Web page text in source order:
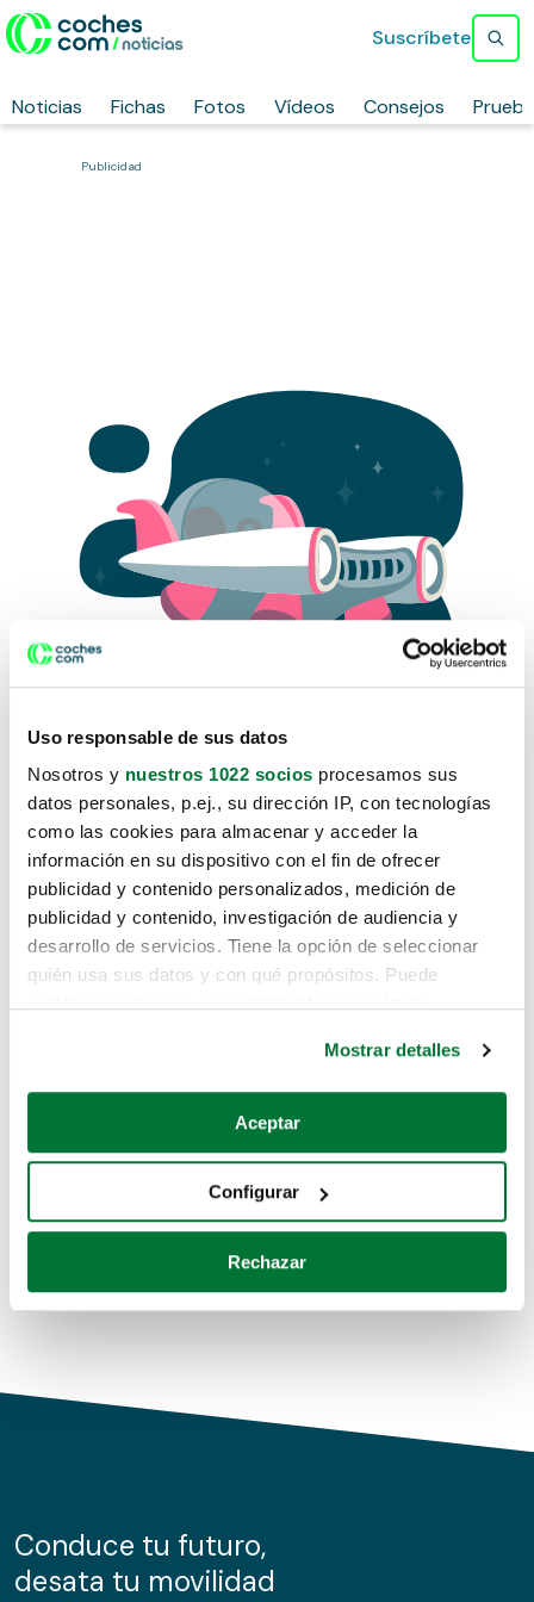
Uso responsable de sus datos
Nosotros y nuestros 1022 socios procesamos sus
datos personales, p.ej., su dirección IP, con tecnologías
como las cookies para almacenar y acceder la
información en su dispositivo con el fin de ofrecer
publicidad y contenido personalizados, medición de
publicidad y contenido, investigación de audiencia y
desarrollo de servicios. Tiene la opción de seleccionar
quién usa sus datos y con qué propósitos. Puede
Si lo permite, también quisiéramos:
Recopilar información sobre su ubicación geográfica
Identificar su dispositivo analizándolo activamente
para buscar características específicas (huellas
Obtenga más información sobre cómo se procesan sus
de cookies.
información sobre el uso que haga del sitio web con
nuestros partners de redes sociales, publicidad y análisis
Mostrar detalles
Aceptar
Configurar
Rechazar
Noticias Fichas Fotos Vídeos Consejos
Suscríbete
Publicidad
Lo sentimos, no sabemos como
te hemos traido hasta aquí.
Pero puedes encontrar el coche que estás
buscando en alguno de estos enlaces:
Coches de segunda mano
Coches de km0
Conduce tu futuro,
desata tu movilidad